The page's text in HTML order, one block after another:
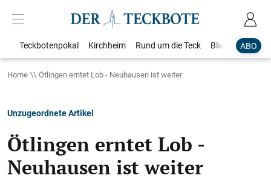
ABO
Teckbotenpokal Kirchheim Rund um die Teck Blaulicht
Home Ötlingen erntet Lob - Neuhausen ist weiter
Unzugeordnete Artikel
Ötlingen erntet Lob -
Neuhausen ist weiter